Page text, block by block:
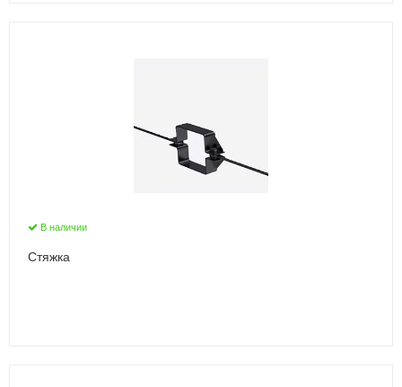
В наличии
Стяжка